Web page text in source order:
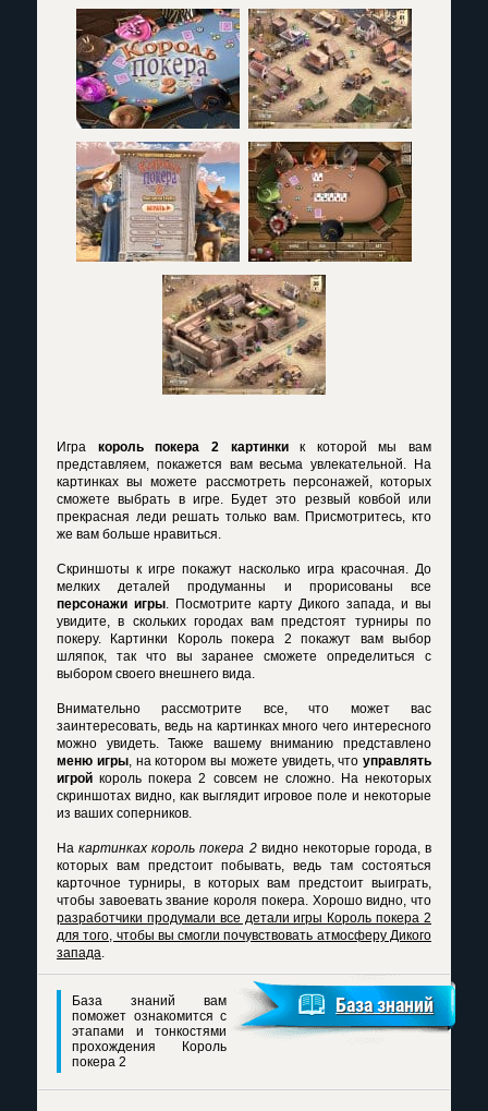
Игра король покера 2 картинкик которой мы вам
представляем, покажется вам весьма увлекательной. На
картинках вы можете рассмотреть персонажей, которых
сможете выбрать в игре. Будет это резвый ковбой или
прекрасная леди решать только вам. Присмотритесь, кто
же вам больше нравиться.
Скриншоты к игре покажут насколько игра красочная. До
мелких деталей продуманны и прорисованы все
персонажи игры. Посмотрите карту Дикого запада, и вы
увидите, в скольких городах вам предстоят турниры по
покеру.
Картинки Король покера 2 покажут вам выбор
шляпок, так что вы заранее сможете определиться с
выбором своего внешнего вида.
Внимательно рассмотрите все, что может вас
заинтересовать, ведь на картинках много чего интересного
можно увидеть. Также вашему вниманию представлено
меню игры, на котором вы можете увидеть, что управлять
игрой король покера 2 совсем не сложно. На некоторых
скриншотах видно, как выглядит игровое поле и некоторые
из ваших соперников.
Накартинках король покера 2видно некоторые города, в
которых вам предстоит побывать, ведь там состояться
карточное турниры, в которых вам предстоит выиграть,
чтобы завоевать звание короля покера. Хорошо видно, что
разработчики продумали все детали игры Король покера 2
для того, чтобы вы смогли почувствовать атмосферу Дикого
запада.
База знаний вам
поможет ознакомится с
этапами и тонкостями
прохождения Король
покера 2
База знаний